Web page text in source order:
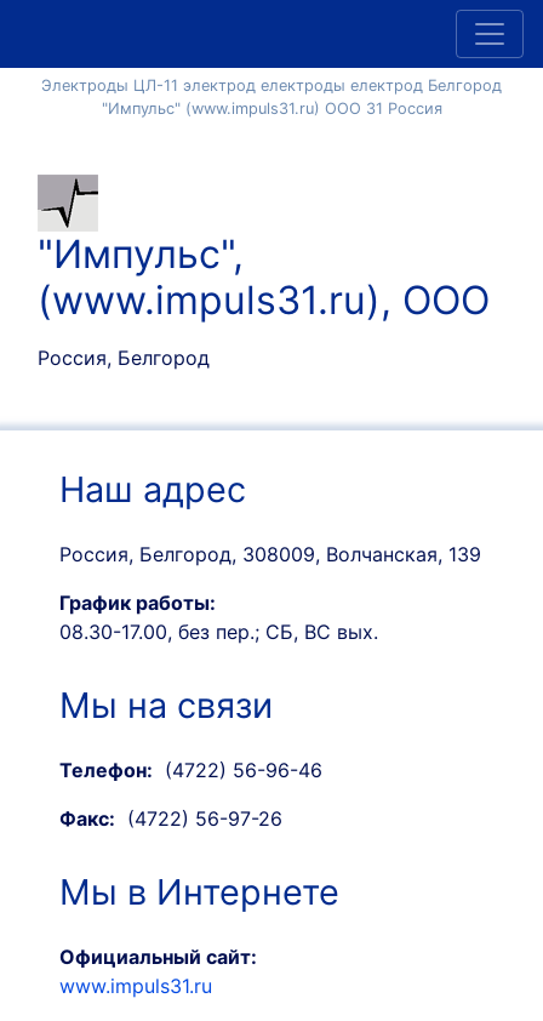
Электроды ЦЛ-11 электрод електроды електрод Белгород
"Импульс" (www.impuls31.ru) ООО 31 Россия
"Импульс",
(www.impuls31.ru), ООО
Россия, Белгород
Наш адрес
Россия, Белгород, 308009, Волчанская, 139
График работы:
08.30-17.00, без пер.; СБ, ВС вых.
Мы на связи
Телефон: (4722) 56-96-46
Факс: (4722) 56-97-26
Мы в Интернете
Официальный сайт:
www.impuls31.ru